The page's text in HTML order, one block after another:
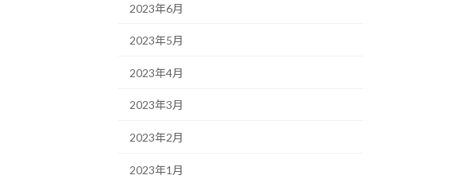
2023年6月
2023年5月
2023年4月
2023年3月
2023年2月
2023年1月